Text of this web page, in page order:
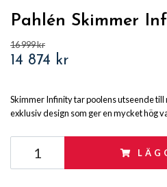
Pahlén Skimmer
16 999 kr
14 874 kr
Skimmer Infinity tar poolens utseende
exklusiv design som ger en mycket hög